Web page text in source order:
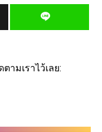
มเราไว้เลย: